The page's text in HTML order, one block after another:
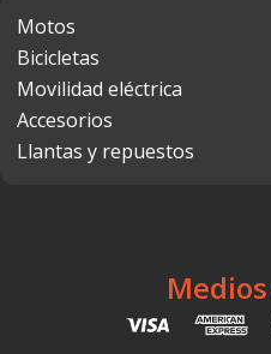
Motos
Bicicletas
Movilidad eléctrica
Accesorios
Llantas y repuestos